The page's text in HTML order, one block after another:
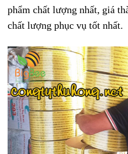
phẩm chất lượng nhất, giá
chất lượng phục vụ tốt nhất.